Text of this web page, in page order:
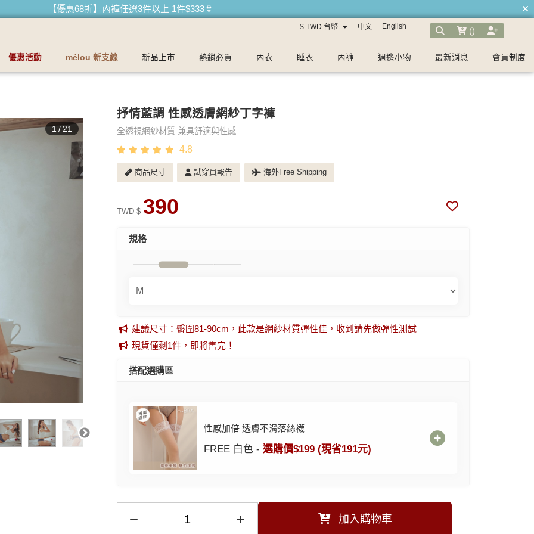
【買內衣免運費】台灣滿1200運費0元🚛
【父親節快樂】男內褲5件$999🧔
$ TWD 台幣 中文 English ()
優惠活動 mélou 新支線 新品上市 熱銷必買 內衣 睡衣 內褲 週邊小物 最新消息 會員制度
1 / 21
抒情藍調 性感透膚網紗丁字褲
全透視網紗材質 兼具舒適與性感
4.8
商品尺寸 試穿員報告 海外Free Shipping
TWD $ 390
規格
建議尺寸：臀圍81-90cm，此款是網紗材質彈性佳，收到請先做彈性測試
現貨僅剩1件，即將售完！
搭配選購區
性感加倍 透膚不滑落絲襪
FREE 白色 - 選購價$199 (現省191元)
加入購物車